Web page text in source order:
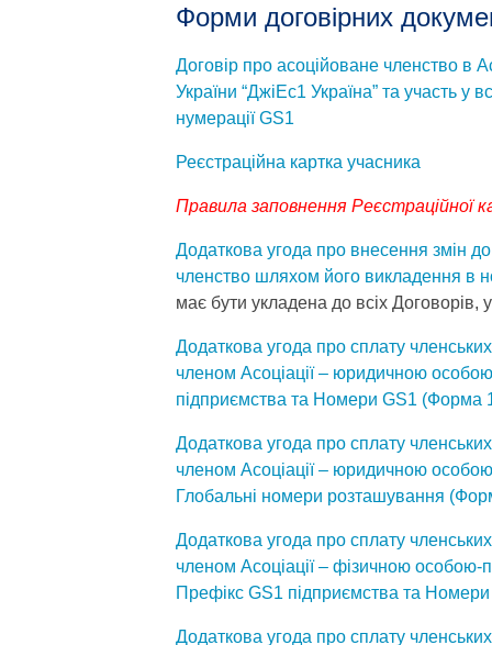
Форми договірних
Договір про асоційоване членство в
України “ДжіЕс1 Україна” та участь у
нумерації GS1
Реєстраційна картка учасника
Правила заповнення Реєстраційної
Додаткова угода про внесення змін
членство шляхом його викладення в
має бути укладена до всіх
Додаткова угода про сплату
членом Асоціації – юридичною
підприємства та Номери GS1 (Форма
Додаткова угода про сплату
членом Асоціації – юридичною
Глобальні номери розташування
Додаткова угода про сплату
членом Асоціації – фізичною
Префікс GS1 підприємства та
Додаткова угода про сплату